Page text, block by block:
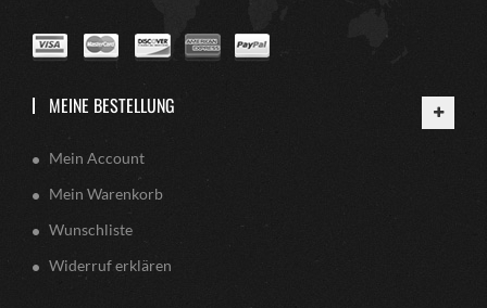
MEINE BESTELLUNG
Mein Account
Mein Warenkorb
Wunschliste
Widerruf erklären